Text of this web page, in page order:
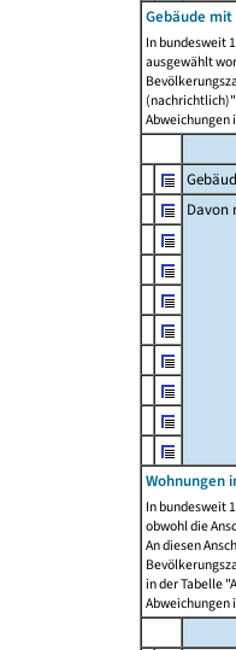
Gebäude
In bundesweit
ausgewählt
Abweichungen
Davon
Wohnungen
In bundesweit
obwohl die
An diesen
in der Tabelle
Abweichungen